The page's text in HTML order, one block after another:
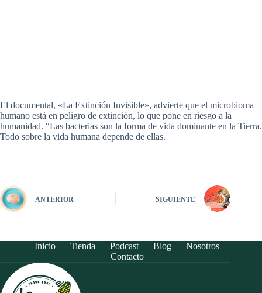
El documental, «La Extinción Invisible», advierte que el microbioma
humano está en peligro de extinción, lo que pone en riesgo a la
humanidad. “Las bacterias son la forma de vida dominante en la Tierra.
Todo sobre la vida humana depende de ellas.
ANTERIOR SIGUIENTE
Inicio Tienda Podcast Blog
Nosotros
Contacto